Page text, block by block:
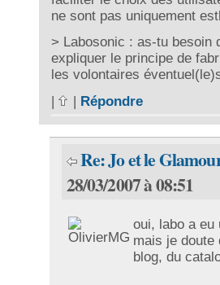
ne sont pas uniquement
> Labosonic : as-tu besoin
expliquer le principe de
les volontaires
Répondre
Re: Jo et le
28/03/2007 à 08:51
oui, labo a eu
mais je doute
blog, du